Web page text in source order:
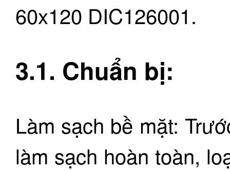
60x120 DIC126001.
3.1. Chuẩn bị:
Làm sạch bề mặt:
làm sạch hoàn toàn,